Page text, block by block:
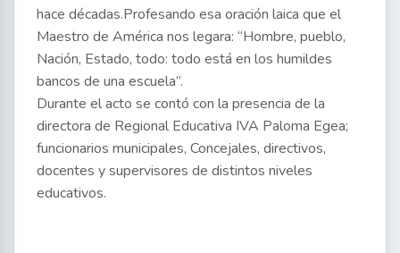
hace décadas.Profesando esa oración laica que el
Maestro de América nos legara: “Hombre, pueblo,
Nación, Estado, todo: todo está en los humildes
bancos de una escuela”.
Durante el acto se contó con la presencia de la
directora de Regional Educativa IVA Paloma Egea;
funcionarios municipales, Concejales, directivos,
docentes y supervisores de distintos niveles
educativos.